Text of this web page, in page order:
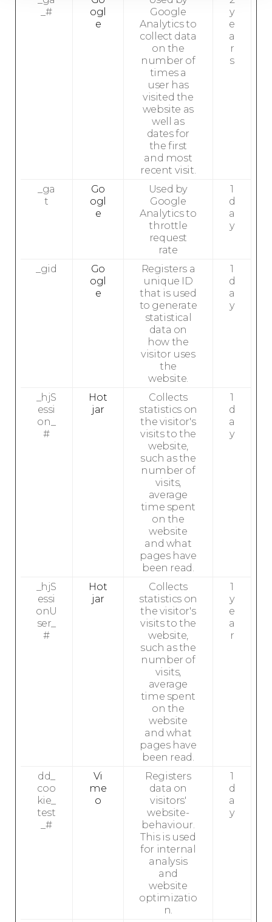
_#
ogl
e
Google
Analytics to
collect data
on the
number of
times a
user has
visited the
website as
well as
dates for
the first
and most
recent visit.
y
e
a
r
s
_ga
t
Go
ogl
e
Used by
Google
Analytics to
throttle
request
rate
1
d
a
y
_gid
Go
ogl
e
Registers a
unique ID
that is used
to generate
statistical
data on
how the
visitor uses
the
website.
1
d
a
y
_hjS
essi
on_
#
Hot
jar
Collects
statistics on
the visitor's
visits to the
website,
such as the
number of
visits,
average
time spent
on the
website
and what
pages have
been read.
1
d
a
y
_hjS
essi
onU
ser_
#
Hot
jar
Collects
statistics on
the visitor's
visits to the
website,
such as the
number of
visits,
average
time spent
on the
website
and what
pages have
been read.
1
y
e
a
r
dd_
coo
kie_
test
_#
Vi
me
o
Registers
data on
visitors'
website-
behaviour.
This is used
for internal
analysis
and
website
optimizatio
n.
1
d
a
y